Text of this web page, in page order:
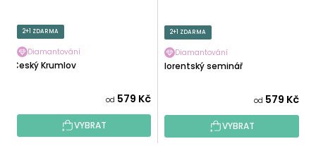
2+1 ZDARMA
Diamantování
Český Krumlov
od 579 Kč
VYBRAT
2+1 ZDARMA
Diamantování
Florentský seminář
od 579 Kč
VYBRAT